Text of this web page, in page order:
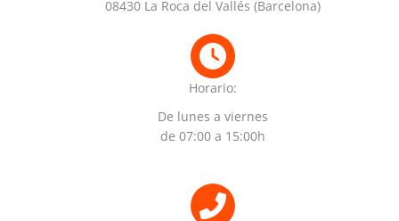
08430 La Roca del Vallés (Barcelona)
Horario:
De lunes a viernes
de 07:00 a 15:00h